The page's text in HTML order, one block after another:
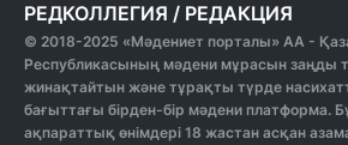
РЕДКОЛЛЕГИЯ / РЕДАКЦИЯ
© 2018-2025 «Мәдениет порталы» АА -
Республикасының мәдени мұрасын заңды
жинақтайтын және тұрақты түрде
бағыттағы бірден-бір мәдени платформа.
ақпараттық өнімдері 18 жастан асқан